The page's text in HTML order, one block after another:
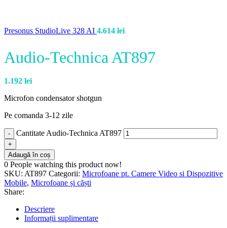
Presonus StudioLive 328 AI 4.614 lei
Audio-Technica AT897
1.192 lei
Microfon condensator shotgun
Pe comanda 3-12 zile
Cantitate Audio-Technica AT897
Adaugă în coș
0 People watching this product now!
SKU: AT897 Categorii: Microfoane pt. Camere Video si Dispozitive
Mobile, Microfoane și căști
Share:
Descriere
Informații suplimentare